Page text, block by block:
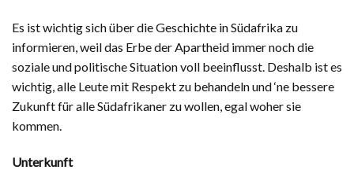
Es ist wichtig sich über die Geschichte in Südafrika zu
informieren, weil das Erbe der Apartheid immer noch die
soziale und politische Situation voll beeinflusst. Deshalb ist es
wichtig, alle Leute mit Respekt zu behandeln und ‘ne bessere
Zukunft für alle Südafrikaner zu wollen, egal woher sie
kommen.
Unterkunft